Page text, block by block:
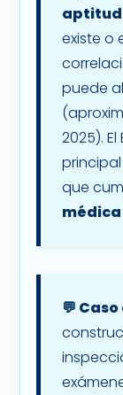
aptitud
existe o
puede
2025).
que
médica
💬